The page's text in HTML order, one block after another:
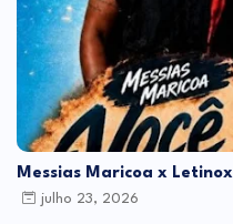
Messias Maricoa x
julho 23, 2026